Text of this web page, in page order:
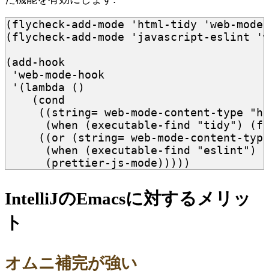
(flycheck-add-mode 'html-tidy 'web-mode
(flycheck-add-mode 'javascript-eslint
(add-hook
'web-mode-hook
' (lambda
()
(cond
((string= web-mode-content-type
(when (executable-find "tidy" ) (
((or (string= web-mode-content-type
(when (executable-find "eslint" )
(prettier-js-mode)))))
IntelliJのEmacsに対するメリッ
ト
オムニ補完が強い